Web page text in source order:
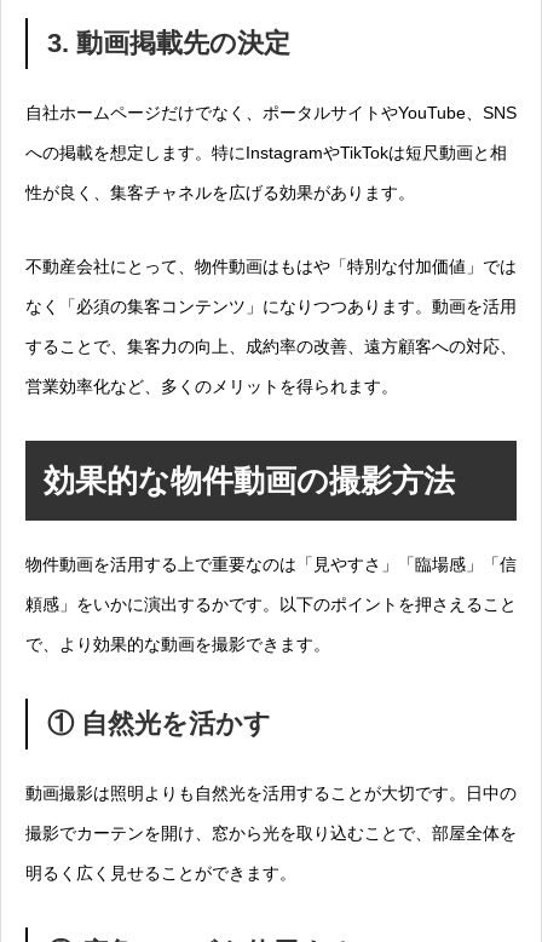
3. 動画掲載先の決定
自社ホームページだけでなく、ポータルサイトやYouTube、SNS
への掲載を想定します。特にInstagramやTikTokは短尺動画と相
性が良く、集客チャネルを広げる効果があります。
不動産会社にとって、物件動画はもはや「特別な付加価値」では
なく「必須の集客コンテンツ」になりつつあります。動画を活用
することで、集客力の向上、成約率の改善、遠方顧客への対応、
営業効率化など、多くのメリットを得られます。
効果的な物件動画の撮影方法
物件動画を活用する上で重要なのは「見やすさ」「臨場感」「信
頼感」をいかに演出するかです。以下のポイントを押さえること
で、より効果的な動画を撮影できます。
① 自然光を活かす
動画撮影は照明よりも自然光を活用することが大切です。日中の
撮影でカーテンを開け、窓から光を取り込むことで、部屋全体を
明るく広く見せることができます。